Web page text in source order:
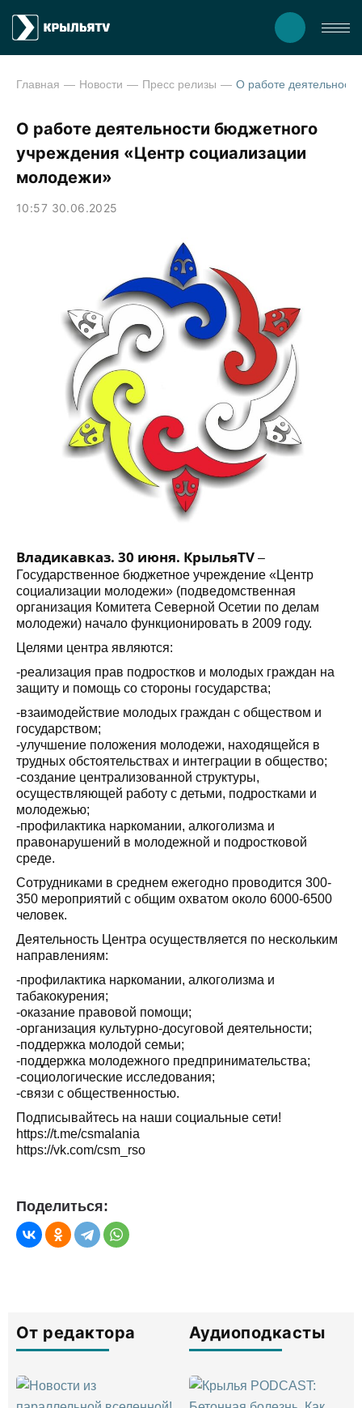
Главная Новости Пресс релизы
О работе деятельности бюджетного
учреждения «Центр социализации
молодежи»
10:57 30.06.2025
Владикавказ. 30 июня. КрыльяTV –
Государственное бюджетное учреждение «Центр
социализации молодежи» (подведомственная
организация Комитета Северной Осетии по делам
молодежи) начало функционировать в 2009 году.
Целями центра являются:
-реализация прав подростков и молодых граждан на
защиту и помощь со стороны государства;
-взаимодействие молодых граждан с обществом и
государством;
-улучшение положения молодежи, находящейся в
трудных обстоятельствах и интеграции в общество;
-создание централизованной структуры,
осуществляющей работу с детьми, подростками и
молодежью;
-профилактика наркомании, алкоголизма и
правонарушений в молодежной и подростковой
среде.
Сотрудниками в среднем ежегодно проводится 300-
350 мероприятий с общим охватом около 6000-6500
человек.
Деятельность Центра осуществляется по нескольким
направлениям:
-профилактика наркомании, алкоголизма и
табакокурения;
-оказание правовой помощи;
-организация культурно-досуговой деятельности;
-поддержка молодой семьи;
-поддержка молодежного предпринимательства;
-социологические исследования;
-связи с общественностью.
Подписывайтесь на наши социальные сети!
https://t.me/csmalania
https://vk.com/csm_rso
Поделиться:
От редактора Аудиоподкасты